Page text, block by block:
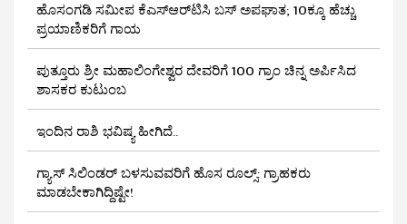
ಹೊಸಂಗಡಿ ಸಮೀಪ ಕೆಎಸ್‌ಆರ್‌ಟಿಸಿ ಬಸ್ ಅಪಘಾತ; 10ಕ್ಕೂ ಹೆಚ್ಚು
ಪ್ರಯಾಣಿಕರಿಗೆ ಗಾಯ
ಪುತ್ತೂರು ಶ್ರೀ ಮಹಾಲಿಂಗೇಶ್ವರ ದೇವರಿಗೆ 100 ಗ್ರಾಂ ಚಿನ್ನ ಅರ್ಪಿಸಿದ
ಶಾಸಕರ ಕುಟುಂಬ
ಇಂದಿನ ರಾಶಿ ಭವಿಷ್ಯ ಹೀಗಿದೆ..
ಗ್ಯಾಸ್ ಸಿಲಿಂಡರ್ ಬಳಸುವವರಿಗೆ ಹೊಸ ರೂಲ್ಸ್‌: ಗ್ರಾಹಕರು
ಮಾಡಬೇಕಾಗಿದ್ದಿಷ್ಟೇ!